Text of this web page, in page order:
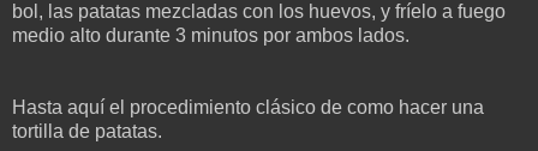
bol, las patatas mezcladas con los huevos, y fríelo a fuego
medio alto durante 3 minutos por ambos lados.
Hasta aquí el procedimiento clásico de como hacer una
tortilla de patatas.